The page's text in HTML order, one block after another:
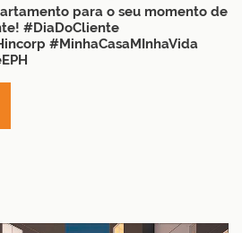
para o seu momento de
#DiaDoCliente
#MinhaCasaMInhaVida